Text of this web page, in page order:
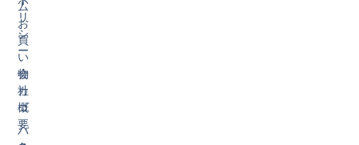
お
買
い
物
カ
ゴ
パ
ム
リ
シ
ー
会
社
概
要